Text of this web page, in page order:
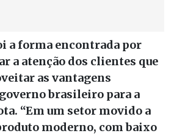
a forma encontrada por
a atenção dos clientes que
as vantagens
brasileiro para a
“Em um setor movido a
moderno, com baixo